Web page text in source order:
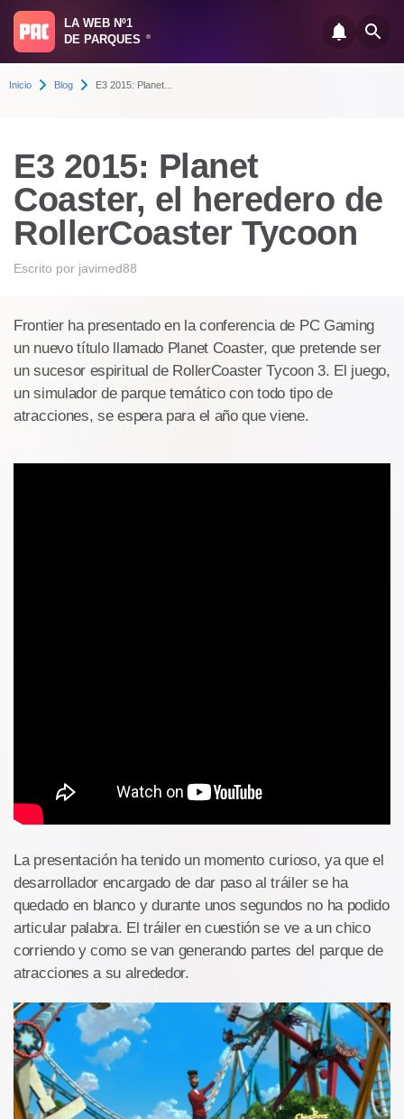
LA WEB Nº1
DE PARQUES
®
Inicio Blog E3 2015: Planet...
E3 2015: Planet
Coaster, el heredero de
RollerCoaster Tycoon
Escrito por javimed88
Frontier ha presentado en la conferencia de PC Gaming
un nuevo título llamado Planet Coaster, que pretende ser
un sucesor espiritual de RollerCoaster Tycoon 3. El juego,
un simulador de parque temático con todo tipo de
atracciones, se espera para el año que viene.
La presentación ha tenido un momento curioso, ya que el
desarrollador encargado de dar paso al tráiler se ha
quedado en blanco y durante unos segundos no ha podido
articular palabra. El tráiler en cuestión se ve a un chico
corriendo y como se van generando partes del parque de
atracciones a su alrededor.